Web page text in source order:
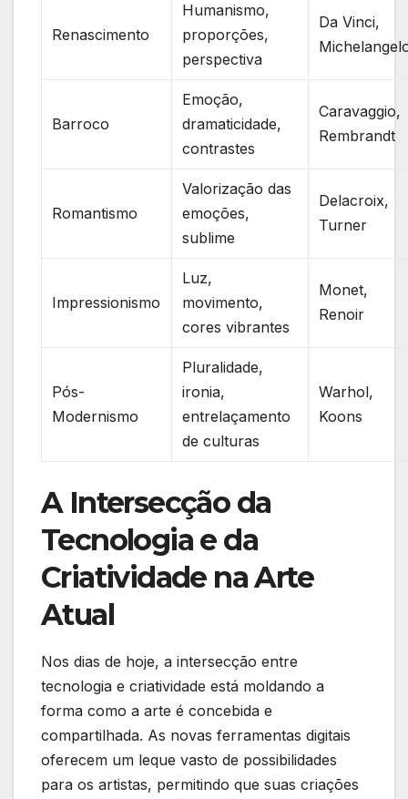
Renascimento
Humanismo,
proporções,
perspectiva
Da Vinci,
Barroco
Emoção,
dramaticidade,
⁤contrastes
Caravaggio,
Rembrandt
Romantismo
Valorização das
⁤emoções,
sublime
Delacroix,
Turner
Impressionismo
Luz,
⁤movimento,
cores vibrantes
Monet,
Renoir
Pós-
Modernismo
Pluralidade,
⁤ironia,
⁢entrelaçamento
de culturas
Warhol,
Koons
A Intersecção da
Tecnologia e da
Criatividade na Arte
Atual
Nos dias de hoje, a intersecção entre
tecnologia e criatividade está moldando a
forma como a arte é⁢ concebida e‌
compartilhada. As novas ferramentas digitais
oferecem um leque⁤ vasto de⁤ possibilidades
para os ⁢artistas, permitindo que suas criações